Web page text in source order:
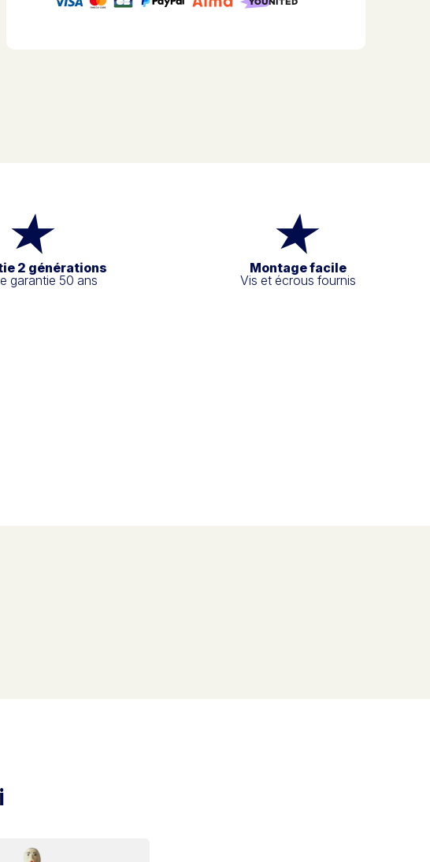
2 générations
garantie 50 ans
Montage facile
Vis et écrous fournis